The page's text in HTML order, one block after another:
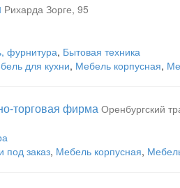
Рихарда Зорге, 95
фурнитура, Бытовая техника
для кухни, Мебель корпусная,
торговая фирмаОренбургский
под заказ, Мебель корпусная,